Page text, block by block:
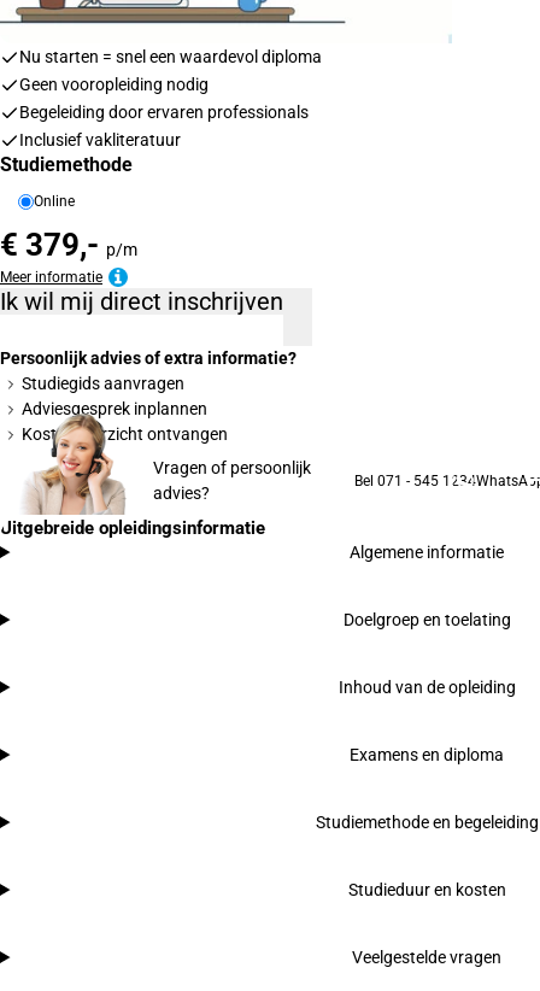
Nu starten = snel een waardevol diploma
Geen vooropleiding nodig
Begeleiding door ervaren professionals
Inclusief vakliteratuur
Studiemethode
Online
€ 379,- p/m
Meer informatie
Ik wil mij direct inschrijven
Persoonlijk advies of extra informatie?
Studiegids aanvragen
Adviesgesprek inplannen
Kostenoverzicht ontvangen
Vragen of persoonlijk
advies?
Bel 071 - 545 1234
Uitgebreide opleidingsinformatie
Algemene informatie
Doelgroep en toelating
Inhoud van de opleiding
Examens en diploma
Studiemethode en begeleiding
Studieduur en kosten
Veelgestelde vragen